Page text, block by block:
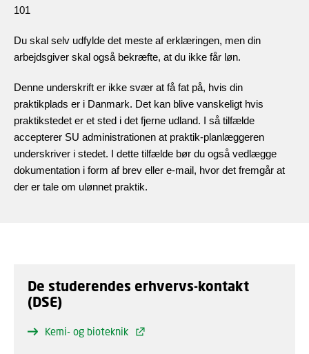
101
Du skal selv udfylde det meste af erklæringen, men din
arbejdsgiver skal også bekræfte, at du ikke får løn.
Denne underskrift er ikke svær at få fat på, hvis din
praktikplads er i Danmark. Det kan blive vanskeligt hvis
praktikstedet er et sted i det fjerne udland. I så tilfælde
accepterer SU administrationen at praktik-planlæggeren
underskriver i stedet. I dette tilfælde bør du også vedlægge
dokumentation i form af brev eller e-mail, hvor det fremgår at
der er tale om ulønnet praktik.
De studerendes erhvervs-kontakt
(DSE)
Kemi- og bioteknik